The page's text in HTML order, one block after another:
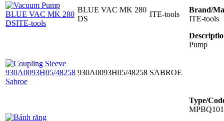
BLUE VAC MK 280
DS
ITE-tools
Brand/
ITE-tools
Pump
930A0093H05/48258 SABROE
Type/